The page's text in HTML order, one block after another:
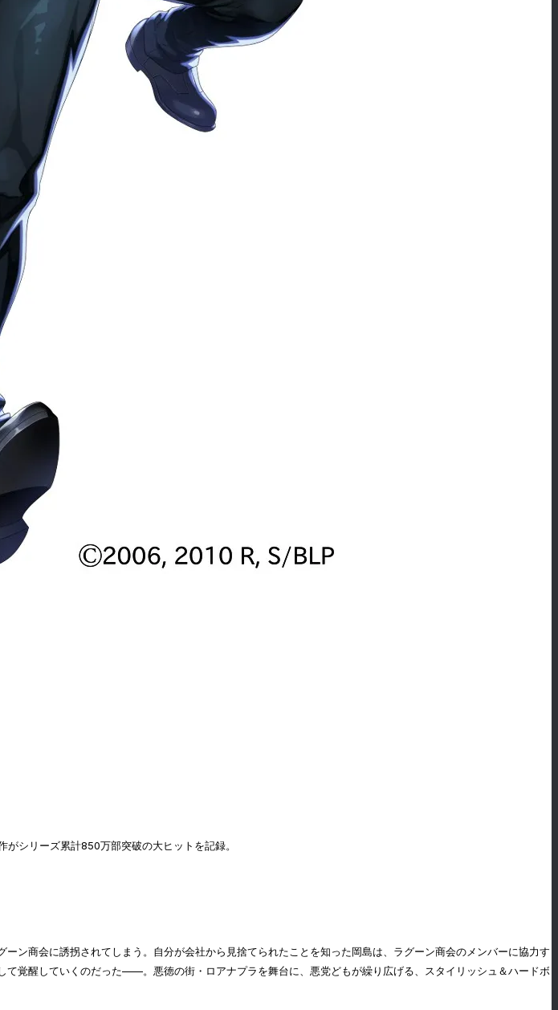
シリーズ累計850万部突破の大ヒットを記録。
ン商会に誘拐されてしまう。自分が会社から見捨てられたことを知った岡島は、ラグーン商会のメンバーに協力す
覚醒していくのだった——。悪徳の街・ロアナプラを舞台に、悪党どもが繰り広げる、スタイリッシュ＆ハードボ